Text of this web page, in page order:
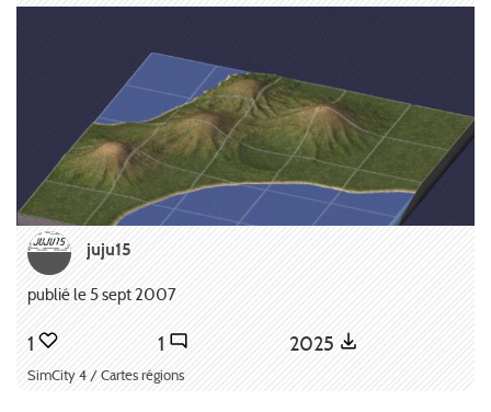
juju15
publié le 5 sept 2007
1 1 2025
SimCity 4 / Cartes régions